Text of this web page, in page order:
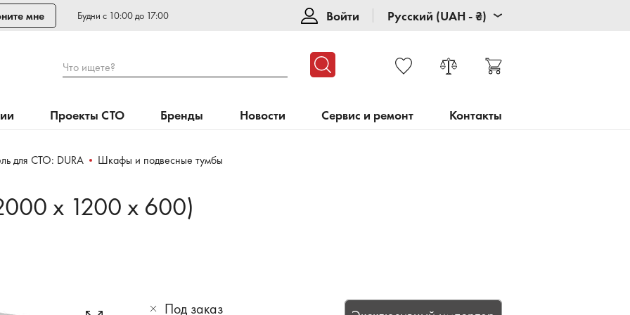
мне Будни с 10:00 до 17:00 Войти Русский (UAH - ₴)
Что ищете?
Проекты СТО Бренды Новости Сервис и ремонт Контакты
для СТО: DURA Шкафы и подвесные тумбы
х 1200 х 600)
Под заказ